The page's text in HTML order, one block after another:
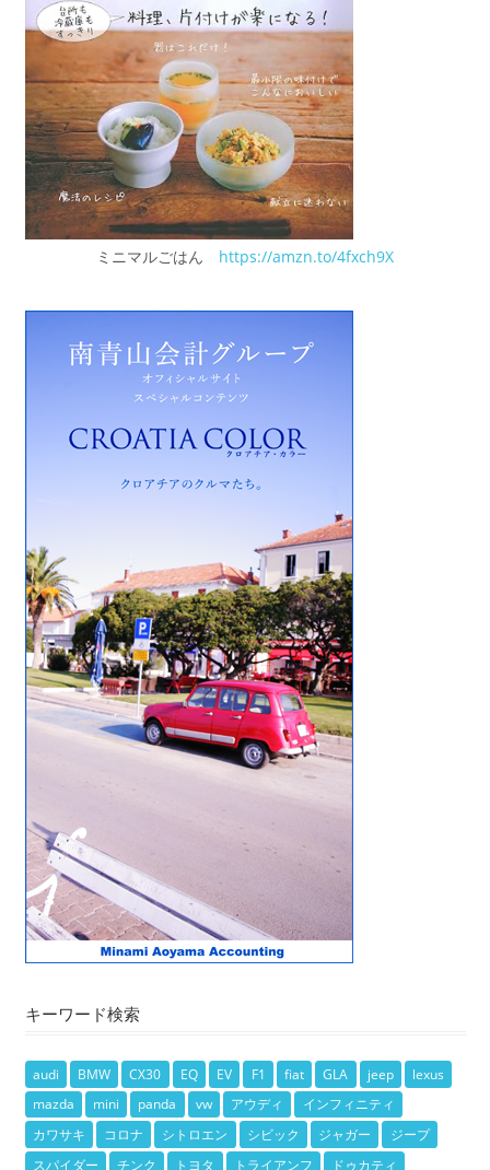
ミニマルごはん https://amzn.to/4fxch9X
キーワード検索
audi BMW CX30 EQ EV F1 fiat GLA jeep
lexus
mazda
mini panda vw アウディ
インフィニティ
カワサキ
コロナ シトロエン シビック ジャガー
ジープ
スパイダー
チンク トヨタ トライアンフ ドゥカティ